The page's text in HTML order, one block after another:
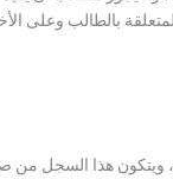
بالطالب وعلى
هذا السجل من